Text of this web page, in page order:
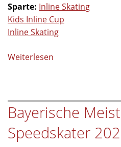
Sparte: Inline Skating
Kids Inline Cup
Inline Skating
Weiterlesen
Kids
Inline
Cup
Bayerische
Speedskater